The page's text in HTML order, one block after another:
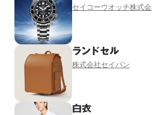
セイコーウオッチ株式
ランドセル
株式会社セイバン
白衣